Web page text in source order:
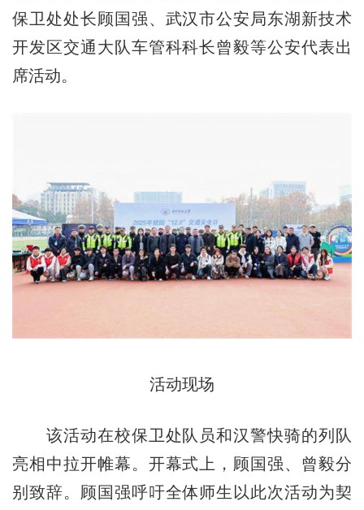
保卫处处长顾国强、武汉市公安局东湖新技术
开发区交通大队车管科科长曾毅等公安代表出
席活动。
活动现场
该活动在校保卫处队员和汉警快骑的列队
亮相中拉开帷幕。开幕式上，顾国强、曾毅分
别致辞。顾国强呼吁全体师生以此次活动为契